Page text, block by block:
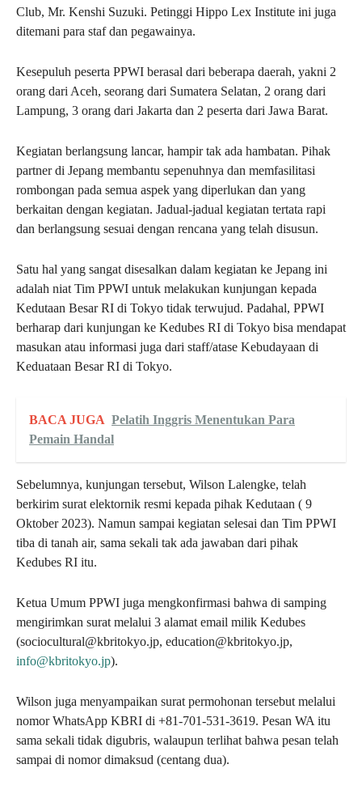
Club, Mr. Kenshi Suzuki. Petinggi Hippo Lex Institute ini juga
ditemani para staf dan pegawainya.
Kesepuluh peserta PPWI berasal dari beberapa daerah, yakni 2
orang dari Aceh, seorang dari Sumatera Selatan, 2 orang dari
Lampung, 3 orang dari Jakarta dan 2 peserta dari Jawa Barat.
Kegiatan berlangsung lancar, hampir tak ada hambatan. Pihak
partner di Jepang membantu sepenuhnya dan memfasilitasi
rombongan pada semua aspek yang diperlukan dan yang
berkaitan dengan kegiatan. Jadual-jadual kegiatan tertata rapi
dan berlangsung sesuai dengan rencana yang telah disusun.
Satu hal yang sangat disesalkan dalam kegiatan ke Jepang ini
adalah niat Tim PPWI untuk melakukan kunjungan kepada
Kedutaan Besar RI di Tokyo tidak terwujud. Padahal, PPWI
berharap dari kunjungan ke Kedubes RI di Tokyo bisa mendapat
masukan atau informasi juga dari staff/atase Kebudayaan di
Keduataan Besar RI di Tokyo.
BACA JUGA Pelatih Inggris Menentukan Para
Pemain Handal
Sebelumnya, kunjungan tersebut, Wilson Lalengke, telah
berkirim surat elektornik resmi kepada pihak Kedutaan ( 9
Oktober 2023). Namun sampai kegiatan selesai dan Tim PPWI
tiba di tanah air, sama sekali tak ada jawaban dari pihak
Kedubes RI itu.
Ketua Umum PPWI juga mengkonfirmasi bahwa di samping
mengirimkan surat melalui 3 alamat email milik Kedubes
(sociocultural@kbritokyo.jp, education@kbritokyo.jp,
info@kbritokyo.jp).
Wilson juga menyampaikan surat permohonan tersebut melalui
nomor WhatsApp KBRI di +81-701-531-3619. Pesan WA itu
sama sekali tidak digubris, walaupun terlihat bahwa pesan telah
sampai di nomor dimaksud (centang dua).